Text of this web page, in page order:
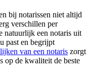
bij notarissen niet altijd
verschillen per
natuurlijk een notaris uit
past en begrijpt
van een notaris zorgt
op de kwaliteit de beste